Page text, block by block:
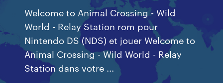
Welcome to Animal Crossing - Wild
World - Relay Station rom pour
Nintendo DS (NDS) et jouer Welcome to
Animal Crossing - Wild World - Relay
Station dans votre ...